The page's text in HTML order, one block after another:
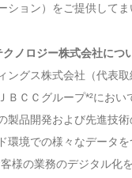
ション）をご提供してま
ノロジー株式会社につ
グス株式会社（代表取
ＢＣＣグループ*²におい
製品開発および先進技
環境での様々なデータ
様の業務のデジタル化